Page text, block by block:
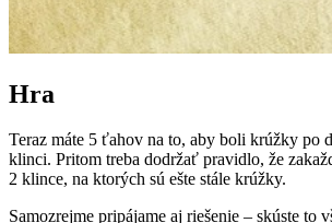
Hra
Teraz máte 5 ťahov na to, aby boli krúžky po
klinci. Pritom treba dodržať pravidlo, že
2 klince, na ktorých sú ešte stále krúžky.
Samozrejme pripájame aj riešenie – skúste to